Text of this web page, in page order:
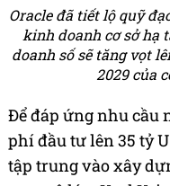
Oracle đã tiết lộ quỹ
kinh doanh cơ sở hạ
doanh số sẽ tăng vọt
2029 của
Để đáp ứng nhu cầu
phí đầu tư lên 35 tỷ
tập trung vào xây